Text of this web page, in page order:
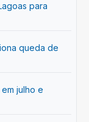
para
queda de
julho e